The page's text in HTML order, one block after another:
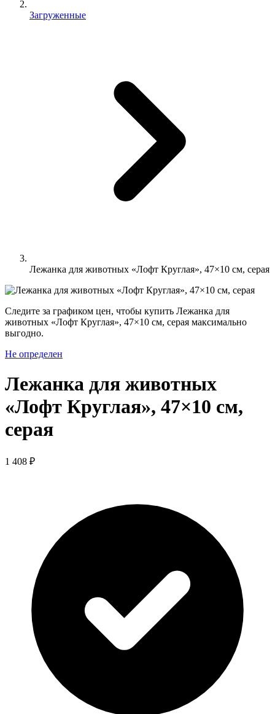
Загруженные
Лежанка для животных «Лофт Круглая», 47×10 см, серая
Следите за графиком цен, чтобы купить Лежанка для
животных «Лофт Круглая», 47×10 см, серая максимально
выгодно.
Не определен
Лежанка для животных
«Лофт Круглая», 47×10 см,
серая
1 408 ₽